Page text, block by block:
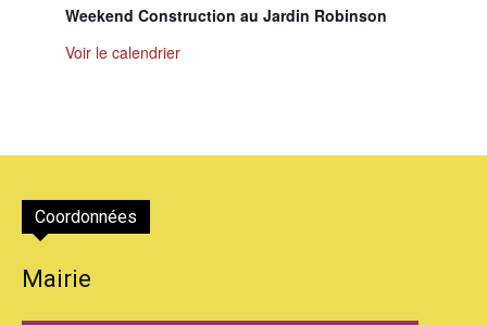
Weekend Construction au Jardin Robinson
Voir le calendrier
Coordonnées
Mairie